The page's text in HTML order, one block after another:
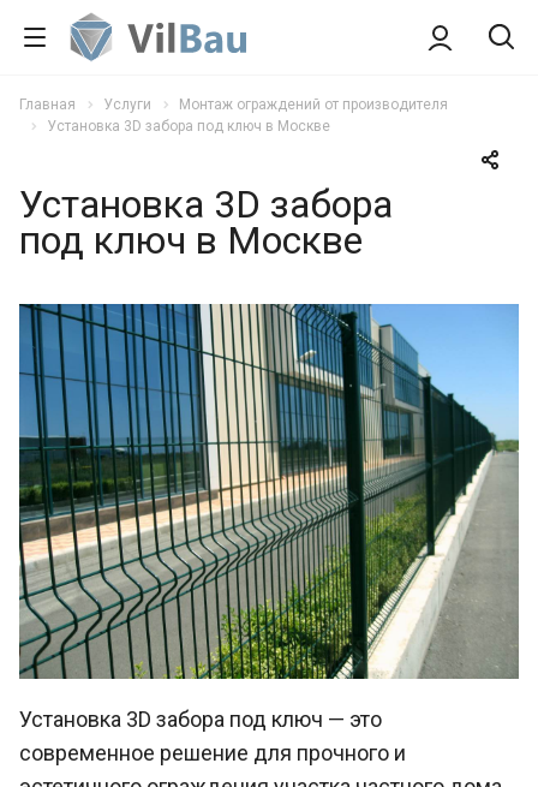
Главная Услуги
Монтаж ограждений от производителя
Установка 3D забора под ключ в Москве
Установка 3D забора
под ключ в Москве
Установка 3D забора под ключ — это
современное решение для прочного и